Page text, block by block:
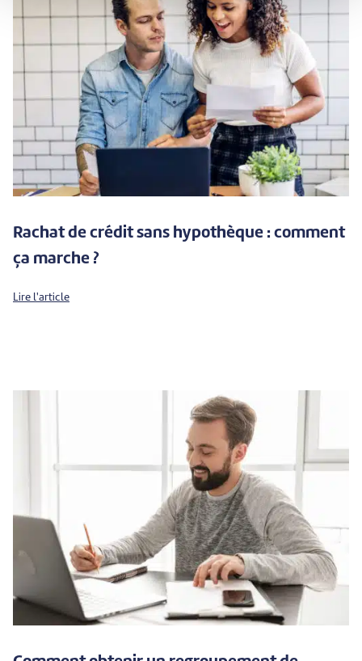
Rachat de crédit sans hypothèque : comment
ça marche ?
Lire l'article